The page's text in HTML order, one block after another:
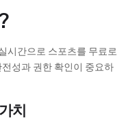
시간으로 스포츠를 무료로
성과 권한 확인이 중요하
치